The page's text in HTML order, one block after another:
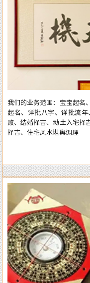
庆择吉等。一生以直言敢断
人士的高度好评和信赖。时
今，口碑越来越好，客户越
程度！ 陈洲先生研究运用易学近四十年、学术上:理论基础高深，博取众
家之长，经验丰富、见解独到、业德高尚。
全部真人实体进行预测与操
电话或加微信：
我们的业务范围：宝宝起名
起名、详批八字、详批流
败、结婚择吉、动土入宅择
择吉、住宅风水堪舆调理
用户 1380233...购买了装修
用户 1383424...购买了四柱